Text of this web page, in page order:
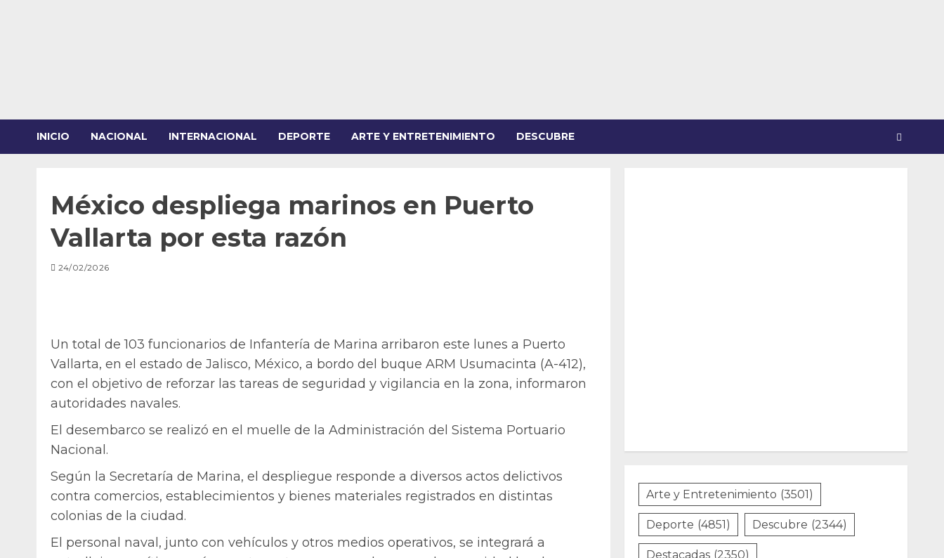
INICIO NACIONAL INTERNACIONAL DEPORTE ARTE Y ENTRETENIMIENTO DESCUBRE
México despliega marinos en Puerto
Vallarta por esta razón
24/02/2026
Un total de 103 funcionarios de Infantería de Marina arribaron este lunes a Puerto
Vallarta, en el estado de Jalisco, México, a bordo del buque ARM Usumacinta (A-412),
con el objetivo de reforzar las tareas de seguridad y vigilancia en la zona, informaron
autoridades navales.
El desembarco se realizó en el muelle de la Administración del Sistema Portuario
Nacional.
Según la Secretaría de Marina, el despliegue responde a diversos actos delictivos
contra comercios, establecimientos y bienes materiales registrados en distintas
colonias de la ciudad.
El personal naval, junto con vehículos y otros medios operativos, se integrará a
Arte y Entretenimiento (3501)
Deporte (4851) Descubre (2344)
Destacadas (2350)